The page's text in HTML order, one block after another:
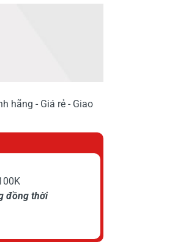
hãng - Giá rẻ - Giao
đồng thời